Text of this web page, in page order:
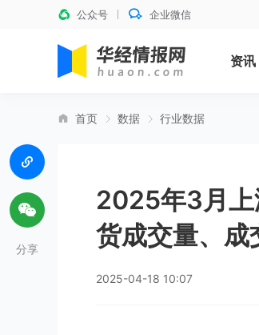
公众号 企业微信
资讯
首页 数据 行业数据
2025年3月上
货成交量、成
2025-04-18 10:07
分享